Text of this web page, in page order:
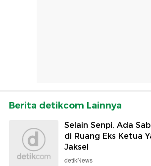
Berita detikcom Lainnya
Selain Senpi, Ada
di Ruang Eks Ketua
Jaksel
detikNews